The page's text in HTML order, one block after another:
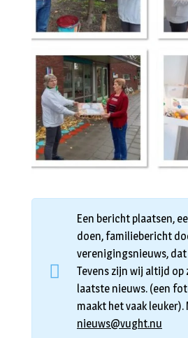
Een bericht plaatsen,
doen, familiebericht
verenigingsnieuws, dat
Tevens zijn wij altijd op
laatste nieuws. (een
maakt het vaak leuker).
nieuws@vught.nu